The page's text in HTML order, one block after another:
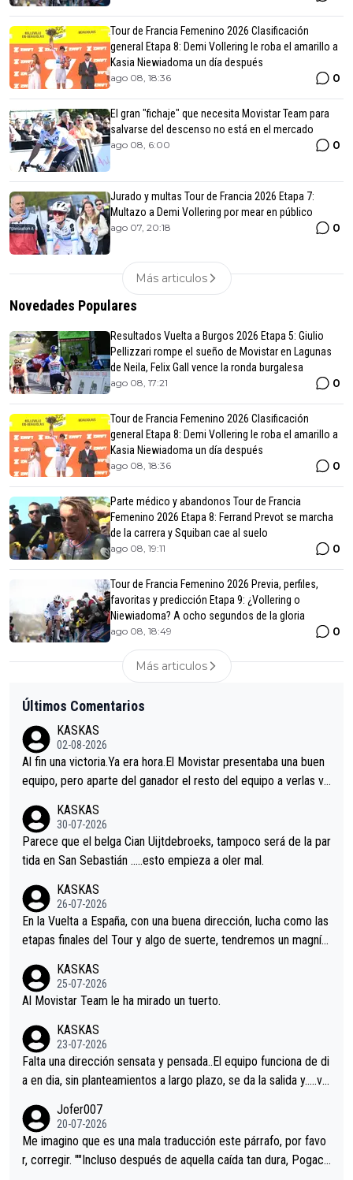
Tour de Francia Femenino 2026 Clasificación
general Etapa 8: Demi Vollering le roba el amarillo a
Kasia Niewiadoma un día después
ago 08, 18:36 0
El gran "fichaje" que necesita Movistar Team para
salvarse del descenso no está en el mercado
ago 08, 6:00 0
Jurado y multas Tour de Francia 2026 Etapa 7:
Multazo a Demi Vollering por mear en público
ago 07, 20:18 0
Más articulos
Novedades Populares
Resultados Vuelta a Burgos 2026 Etapa 5: Giulio
Pellizzari rompe el sueño de Movistar en Lagunas
de Neila, Felix Gall vence la ronda burgalesa
ago 08, 17:21 0
Tour de Francia Femenino 2026 Clasificación
general Etapa 8: Demi Vollering le roba el amarillo a
Kasia Niewiadoma un día después
ago 08, 18:36 0
Parte médico y abandonos Tour de Francia
Femenino 2026 Etapa 8: Ferrand Prevot se marcha
de la carrera y Squiban cae al suelo
ago 08, 19:11 0
Tour de Francia Femenino 2026 Previa, perfiles,
favoritas y predicción Etapa 9: ¿Vollering o
Niewiadoma? A ocho segundos de la gloria
ago 08, 18:49 0
Más articulos
Últimos Comentarios
KASKAS
02-08-2026
Al fin una victoria.Ya era hora.El Movistar presentaba una buen
equipo, pero aparte del ganador el resto del equipo a verlas ve
s.La única buena noticia es la mejoría de Enric Más en San Seb
astian.Si en la Vuelta a Burgos sigue la mejoría, podríamos ten
er alguna sorpresa en la Vuelta.Ojalá.
KASKAS
30-07-2026
Parece que el belga Cian Uijtdebroeks, tampoco será de la par
tida en San Sebastián …..esto empieza a oler mal.
KASKAS
26-07-2026
En la Vuelta a España, con una buena dirección, lucha como las
etapas finales del Tour y algo de suerte, tendremos un magnífi
KASKAS
25-07-2026
Al Movistar Team le ha mirado un tuerto.
KASKAS
23-07-2026
Falta una dirección sensata y pensada..El equipo funciona de di
a en dia, sin planteamientos a largo plazo, se da la salida y…..ve
Minguez, Velez etc etc.Me da pena vivir estos momentos tan
tristes sin victorias.
Jofer007
20-07-2026
Me imagino que es una mala traducción este párrafo, por favo
r, corregir. ""Incluso después de aquella caída tan dura, Pogaca